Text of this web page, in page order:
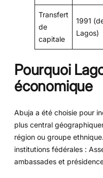
Transfert
de
capitale
1991
Lagos)
Pourquoi
économique
Abuja a été choisie pour
plus central
région ou groupe
institutions fédérales :
ambassades et